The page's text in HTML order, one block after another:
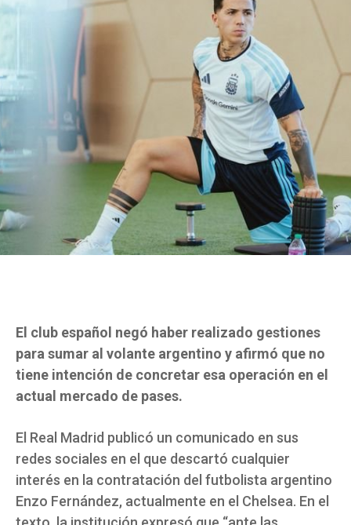
El club español negó haber realizado gestiones
para sumar al volante argentino y afirmó que no
tiene intención de concretar esa operación en el
actual mercado de pases.
El Real Madrid publicó un comunicado en sus
redes sociales en el que descartó cualquier
interés en la contratación del futbolista argentino
Enzo Fernández, actualmente en el Chelsea. En el